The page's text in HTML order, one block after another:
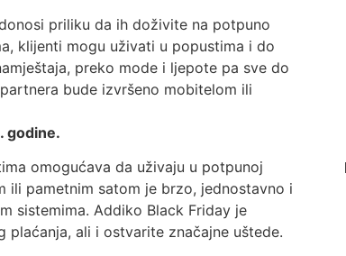
priliku da ih doživite na potpuno
klijenti mogu uživati u popustima i do
preko mode i ljepote pa sve do
bude izvršeno mobitelom ili
godine.
omogućava da uživaju u potpunoj
ili pametnim satom je brzo, jednostavno i
sistemima. Addiko Black Friday je
ali i ostvarite značajne uštede.